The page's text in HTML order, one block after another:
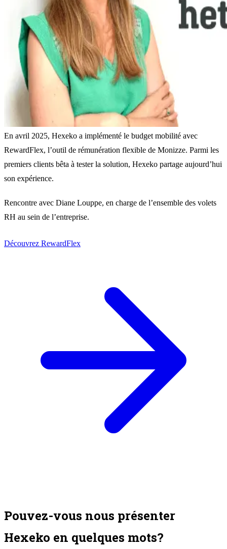
En avril 2025, Hexeko a implémenté le budget mobilité avec
RewardFlex, l’outil de rémunération flexible de Monizze. Parmi les
premiers clients bêta à tester la solution, Hexeko partage aujourd’hui
son expérience.
Rencontre avec Diane Louppe, en charge de l’ensemble des volets
RH au sein de l’entreprise.
Découvrez RewardFlex
Pouvez-vous nous présenter
Hexeko en quelques mots?